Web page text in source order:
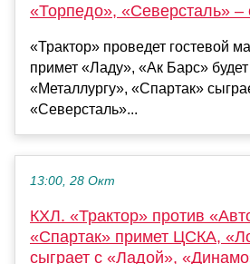
«Торпедо», «Северсталь»
«Трактор» проведет гостевой
примет «Ладу», «Ак Барс»
«Металлургу», «Спартак»
«Северсталь»...
13:00, 28 Окт
КХЛ. «Трактор» против
«Спартак» примет ЦСКА,
сыграет с «Ладой»,